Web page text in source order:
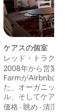
ケアスの個室
レッド・トラクタ
ン・コテージ・ス
2008年から営業
FarmがAirbnbに
た、オーガニック
ル、そしてケアの
ゴーンフロアとク
価格 · 眺め ·清潔さ